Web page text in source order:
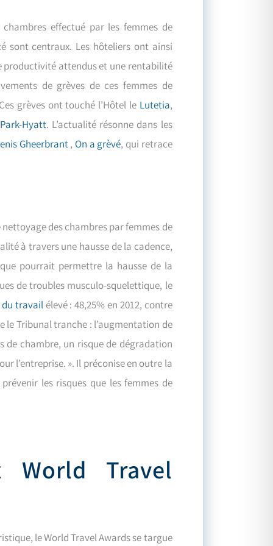
effectué par les femmes de
sont centraux. Les hôteliers ont ainsi
productivité attendus et une rentabilité
de grèves de ces femmes de
grèves ont touché l’Hôtel le Lutetia,
Hyatt. L’actualité résonne dans les
Gheerbrant, On a grèvé, qui retrace
des chambres par femmes de
à travers une hausse de la cadence,
pourrait permettre la hausse de la
de troubles musculo-squelettique, le
travailélevé : 48,25% en 2012, contre
le Tribunal tranche : l’augmentation de
de chambre, un risque de dégradation
l’entreprise. ». Il préconise en outre la
les risques que les femmes de
World Travel
le World Travel Awards se targue